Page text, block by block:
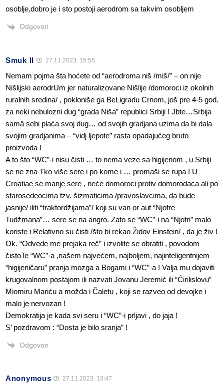
osoblje,dobro je i sto postoji aerodrom sa takvim osobljem
Odgovori
Smuk II 27.11.2023. 15:55
Nemam pojma šta hoćete od “aerodroma niš /miš/” – on nije
Nišlijski aerodrUm jer naturalizovane Nišlije /domoroci iz okolnih
ruralnih sredina/ , pokloniše ga BeLigradu Crnom, još pre 4-5 god.
za neki nebulozni dug “grada Niša” republici Srbiji ! Jbte…Srbija
samâ sebi plaća svoj dug… od svojih gradjana uzima da bi dala
svojim gradjanima – “vidj ljepote” rasta opadajućeg bruto
proizvoda !
A to što “WC”-i nisu čisti … to nema veze sa higijenom , u Srbiji
se ne zna Tko više sere i po kome i … promaši se rupa ! U
Croatiae se manje sere , neće domoroci protiv domorodaca ali po
starosedeocima tzv. šizmaticima /pravoslavcima, da bude
jasnije/ iliti “traktordžijama”/ koji su van or aut “Njofre
Tudžmana”… sere se na angro. Zato se “WC”-i na “Njofri” malo
koriste i Relativno su čisti /što bi rekao Židov Einstein/ , da je živ !
Ok. “Odvede me prejaka reč” i izvolite se obratiti , povodom
čistoTe “WC”-a ,našem najvećem, najboljem, najinteligentnijem
“higijeničaru” pranja mozga a Bogami i “WC”-a ! Valja mu dojaviti
krugovalnom postajom ili nazvati Jovanu Jeremić ili “Ćirilislovu”
Miomiru Mariću a možda i Čaletu , koji se razveo od devojke i
malo je nervozan !
Demokratija je kada svi seru i “WC”-i prljavi , do jaja !
S’ pozdravom : “Dosta je bilo sranja” !
Odgovori
Anonymous 27.11.2023. 13:47